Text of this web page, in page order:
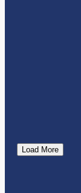
Load More